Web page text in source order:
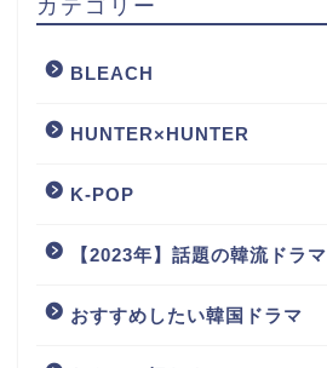
BLEACH
HUNTER×HUNTER
K-POP
【2023年】話題の韓流ドラマ
おすすめしたい韓国ドラマ